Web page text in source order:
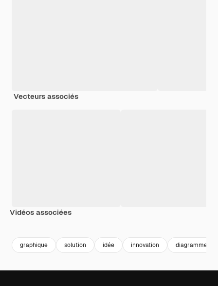
Vecteurs associés
Vidéos associées
graphique solution idée innovation diagramme